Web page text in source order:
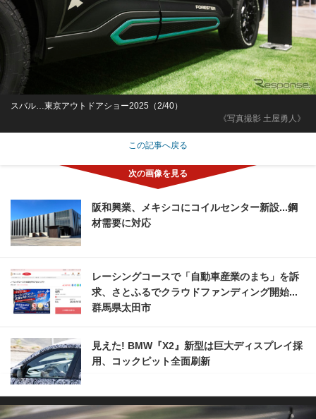
《写真撮影 土屋勇人》
スバル…東京アウトドアショー2025（2/40）
この記事へ戻る
阪和興業、メキシコにコイルセンター新設...鋼
材需要に対応
レーシングコースで「自動車産業のまち」を訴
求、さとふるでクラウドファンディング開始...
群馬県太田市
見えた! BMW『X2』新型は巨大ディスプレイ採
用、コックピット全面刷新